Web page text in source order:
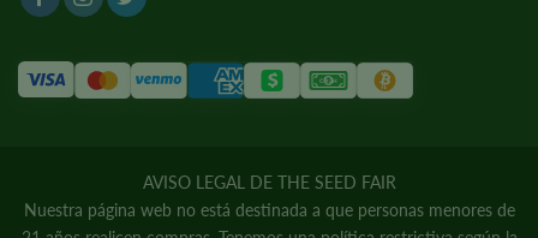
AVISO LEGAL DE THE SEED FAIR
Nuestra página web no está destinada a que personas menores de